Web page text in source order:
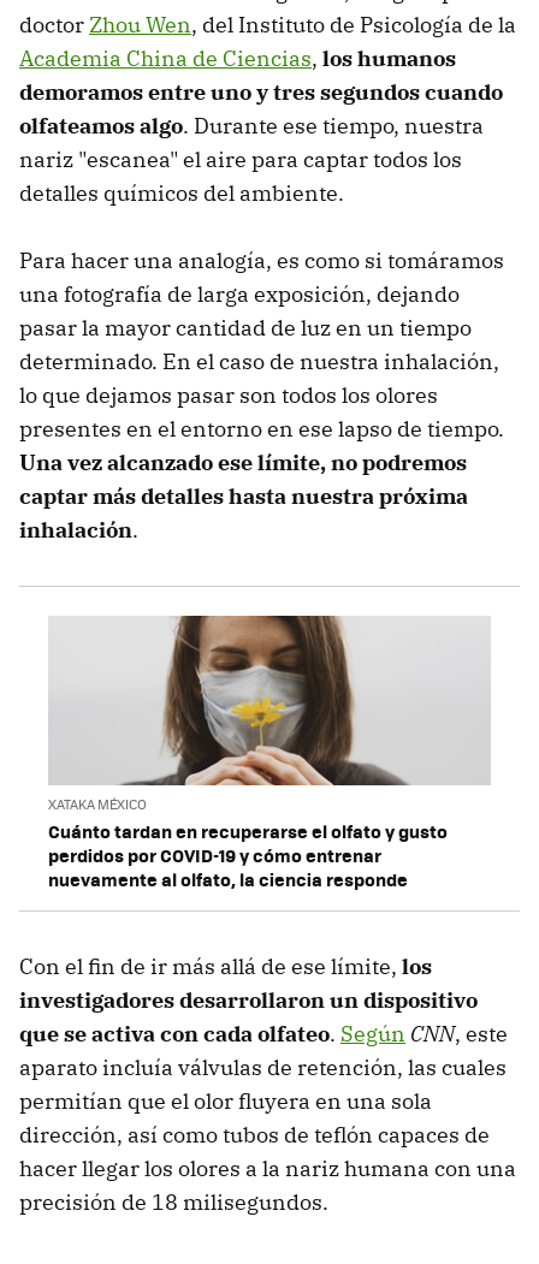
doctor Zhou Wen, del Instituto de Psicología de la
Academia China de Ciencias, los humanos
demoramos entre uno y tres segundos cuando
olfateamos algo. Durante ese tiempo, nuestra
nariz "escanea" el aire para captar todos los
detalles químicos del ambiente.
Para hacer una analogía, es como si tomáramos
una fotografía de larga exposición, dejando
pasar la mayor cantidad de luz en un tiempo
determinado. En el caso de nuestra inhalación,
lo que dejamos pasar son todos los olores
presentes en el entorno en ese lapso de tiempo.
Una vez alcanzado ese límite, no podremos
captar más detalles hasta nuestra próxima
inhalación.
XATAKA MÉXICO
Cuánto tardan en recuperarse el olfato y gusto
perdidos por COVID-19 y cómo entrenar
nuevamente al olfato, la ciencia responde
Con el fin de ir más allá de ese límite, los
investigadores desarrollaron un dispositivo
que se activa con cada olfateo. Según CNN, este
aparato incluía válvulas de retención, las cuales
permitían que el olor fluyera en una sola
dirección, así como tubos de teflón capaces de
hacer llegar los olores a la nariz humana con una
precisión de 18 milisegundos.